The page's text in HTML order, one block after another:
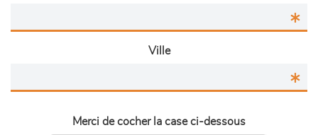
Ville
Merci de cocher la case ci-dessous